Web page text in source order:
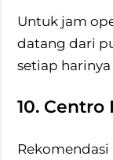
Untuk jam
datang dari
setiap
10. Centro